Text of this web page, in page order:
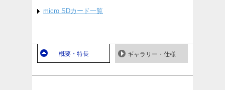
micro SDカード一覧
概要・特長 ギャラリー・仕様